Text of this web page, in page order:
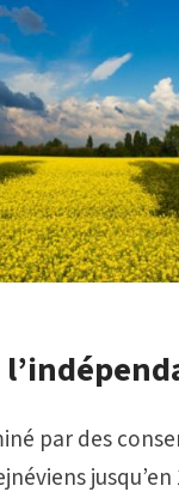
par des
jusqu’en